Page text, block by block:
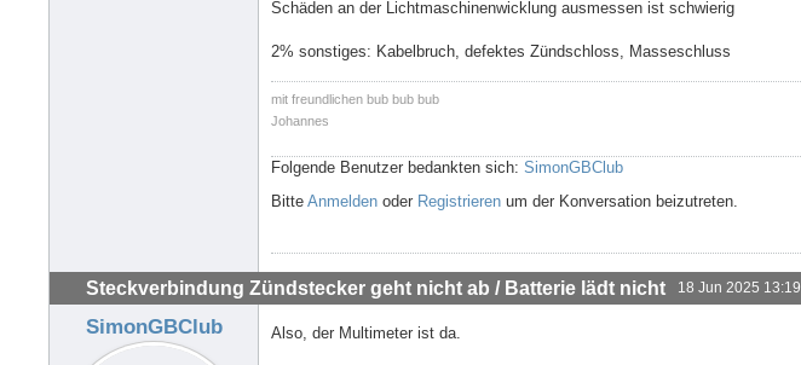
Schäden an der Lichtmaschinenwicklung ausmessen ist schwierig
2% sonstiges: Kabelbruch, defektes Zündschloss, Masseschluss
mit freundlichen bub bub bub
Johannes
Folgende Benutzer bedankten sich: SimonGBClub
Bitte Anmelden oder Registrieren um der Konversation beizutreten.
Steckverbindung Zündstecker geht nicht ab / Batterie lädt nicht 18 Jun 2025 13:19
SimonGBClub Also, der Multimeter ist da.